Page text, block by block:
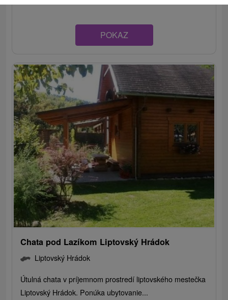
POKAZ
Chata pod Lazíkom Liptovský Hrádok
Liptovský Hrádok
Útulná chata v príjemnom prostredí liptovského mestečka
Liptovský Hrádok. Ponúka ubytovanie...